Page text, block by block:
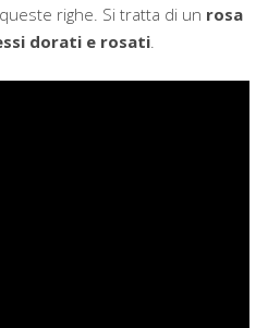
righe. Si tratta di un rosa
dorati e rosati.